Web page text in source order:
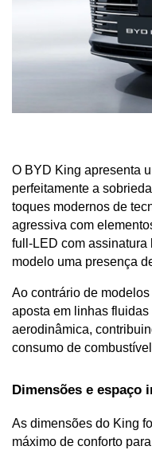
O BYD King apresenta
perfeitamente a
toques modernos de
agressiva com
full-LED com
modelo uma presença
Ao contrário de
aposta em linhas
aerodinâmica,
consumo de
Dimensões e espaço
As dimensões do King
máximo de conforto